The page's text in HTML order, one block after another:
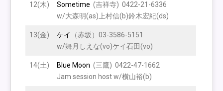
12(木) Sometime (吉祥寺) 0422-21-6336
w/大森明(as)上村信(b)鈴木宏紀(ds)
13(金) ケイ
（赤坂）03-3586-5151
w/舞月しえな(vo)ケイ石田(vo)
14(土) Blue Moon (三鷹) 0422-47-1662
Jam session host w/横山裕(b)